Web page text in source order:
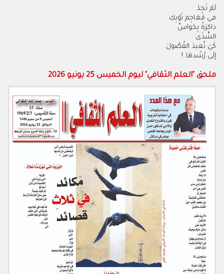
لَمْ تَجِدْ
في مَعَاجِم ثَوْبِكِ
ذاكرَةً بِحَواسِّ
الشَّذَى
كَيْ تُعيدَ الفُصُولَ
إلَى رُشْدهَا..!
ملحق "العلم الثقافي" ليوم الخميس 25 يونيو 2026